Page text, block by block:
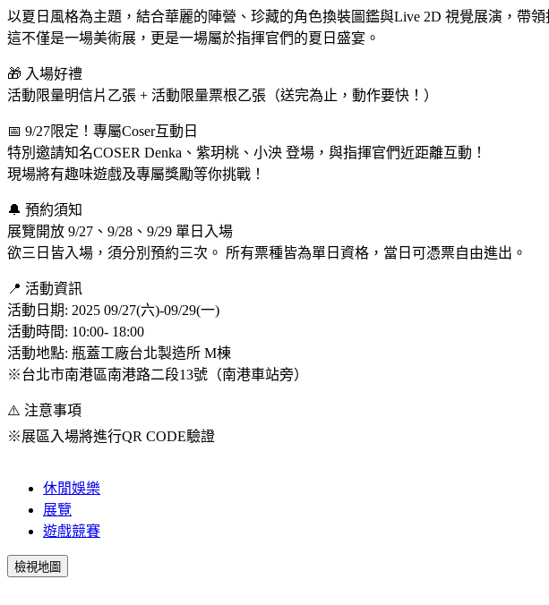
以夏日風格為主題，結合華麗的陣營、珍藏的角色換裝圖鑑與Live 2D 視覺展演，帶
這不僅是一場美術展，更是一場屬於指揮官們的夏日盛宴。
🎁 入場好禮
活動限量明信片乙張 + 活動限量票根乙張（送完為止，動作要快！）
📅 9/27限定！專屬Coser互動日
特別邀請知名COSER Denka、紫玥桃、小泱 登場，與指揮官們近距離互動！
現場將有趣味遊戲及專屬獎勵等你挑戰！
🔔 預約須知
展覽開放 9/27、9/28、9/29 單日入場
欲三日皆入場，須分別預約三次。 所有票種皆為單日資格，當日可憑票自由進出。
📍 活動資訊
活動日期: 2025 09/27(六)-09/29(一)
活動時間: 10:00- 18:00
活動地點: 瓶蓋工廠台北製造所 M棟
※台北市南港區南港路二段13號（南港車站旁）
⚠️ 注意事項
※展區入場將進行QR CODE驗證
休閒娛樂
展覽
遊戲競賽
檢視地圖